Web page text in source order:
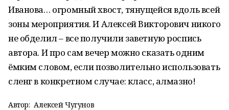
Иванова… огромный хвост, тянущейся вдоль всей
зоны мероприятия. И Алексей Викторович никого
не обделил – все получили заветную роспись
автора. И про сам вечер можно сказать одним
ёмким словом, если позволительно использовать
сленг в конкретном случае: класс, алмазно!
Автор: Алексей Чугунов